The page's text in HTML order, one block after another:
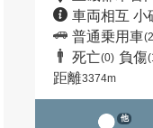
車両相互 小
普通乗用車
死亡(0) 負傷
距離3374m
他